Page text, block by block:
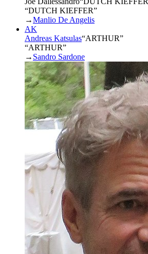
“DUTCH KIEFFER”
→Manlio De Angelis
AK
Andreas Katsulas“ARTHUR”
“ARTHUR”
→ Sandro Sardone